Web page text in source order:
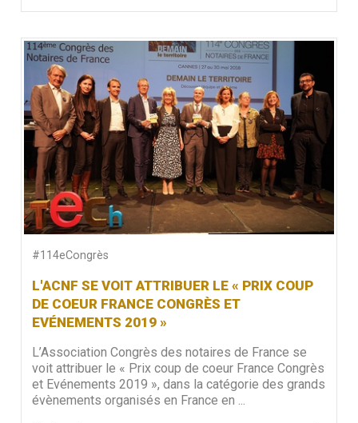
#114eCongrès
L'ACNF SE VOIT ATTRIBUER LE « PRIX COUP
DE COEUR FRANCE CONGRÈS ET
EVÉNEMENTS 2019 »
L’Association Congrès des notaires de France se
voit attribuer le « Prix coup de coeur France Congrès
et Evénements 2019 », dans la catégorie des grands
évènements organisés en France en ...